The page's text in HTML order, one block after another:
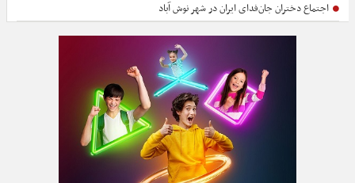
اجتماع دختران جان‌فدای ایران در شهر نوش آباد